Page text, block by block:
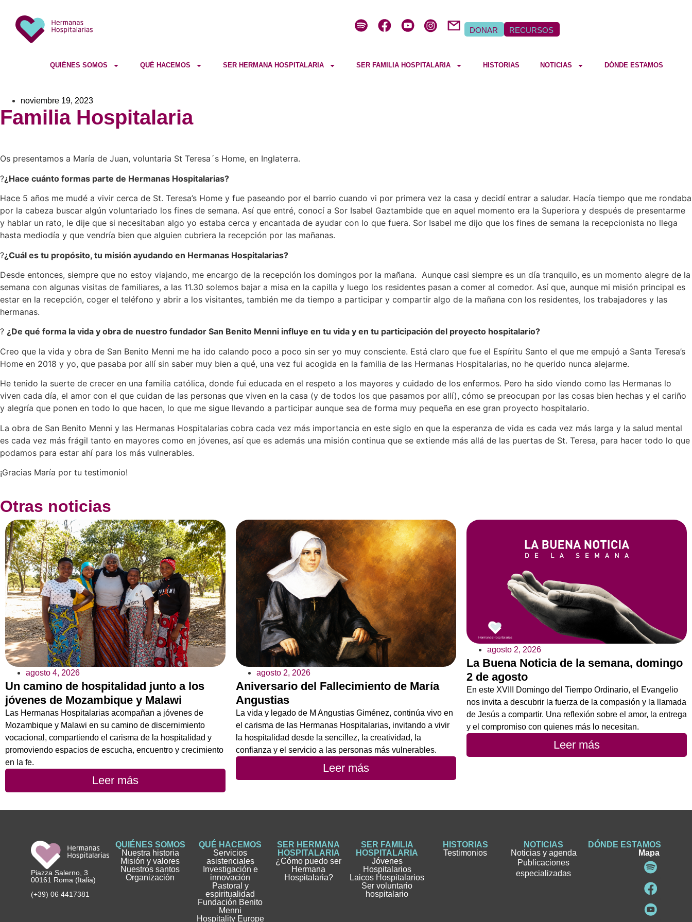
DONAR RECURSOS
QUIÉNES SOMOS QUÉ HACEMOS SER HERMANA HOSPITALARIA SER FAMILIA HOSPITALARIA HISTORIAS NOTICIAS DÓNDE ESTAMOS
noviembre 19, 2023
Familia Hospitalaria
Os presentamos a María de Juan, voluntaria St Teresa´s Home, en Inglaterra.
?¿Hace cuánto formas parte de Hermanas Hospitalarias?
Hace 5 años me mudé a vivir cerca de St. Teresa’s Home y fue paseando por el barrio cuando vi por primera vez la casa y decidí entrar a saludar. Hacía tiempo que me rondaba
por la cabeza buscar algún voluntariado los fines de semana. Así que entré, conocí a Sor Isabel Gaztambide que en aquel momento era la Superiora y después de presentarme
y hablar un rato, le dije que si necesitaban algo yo estaba cerca y encantada de ayudar con lo que fuera. Sor Isabel me dijo que los fines de semana la recepcionista no llega
hasta mediodía y que vendría bien que alguien cubriera la recepción por las mañanas.
?¿Cuál es tu propósito, tu misión ayudando en Hermanas Hospitalarias?
Desde entonces, siempre que no estoy viajando, me encargo de la recepción los domingos por la mañana. Aunque casi siempre es un día tranquilo, es un momento alegre de la
semana con algunas visitas de familiares, a las 11.30 solemos bajar a misa en la capilla y luego los residentes pasan a comer al comedor. Así que, aunque mi misión principal es
estar en la recepción, coger el teléfono y abrir a los visitantes, también me da tiempo a participar y compartir algo de la mañana con los residentes, los trabajadores y las
hermanas.
? ¿De qué forma la vida y obra de nuestro fundador San Benito Menni influye en tu vida y en tu participación del proyecto hospitalario?
Creo que la vida y obra de San Benito Menni me ha ido calando poco a poco sin ser yo muy consciente. Está claro que fue el Espíritu Santo el que me empujó a Santa Teresa’s
Home en 2018 y yo, que pasaba por allí sin saber muy bien a qué, una vez fui acogida en la familia de las Hermanas Hospitalarias, no he querido nunca alejarme.
He tenido la suerte de crecer en una familia católica, donde fui educada en el respeto a los mayores y cuidado de los enfermos. Pero ha sido viendo como las Hermanas lo
viven cada día, el amor con el que cuidan de las personas que viven en la casa (y de todos los que pasamos por allí), cómo se preocupan por las cosas bien hechas y el cariño
y alegría que ponen en todo lo que hacen, lo que me sigue llevando a participar aunque sea de forma muy pequeña en ese gran proyecto hospitalario.
La obra de San Benito Menni y las Hermanas Hospitalarias cobra cada vez más importancia en este siglo en que la esperanza de vida es cada vez más larga y la salud mental
es cada vez más frágil tanto en mayores como en jóvenes, así que es además una misión continua que se extiende más allá de las puertas de St. Teresa, para hacer todo lo que
podamos para estar ahí para los más vulnerables.
¡Gracias María por tu testimonio!
Otras noticias
agosto 4, 2026
Un camino de hospitalidad junto a los
jóvenes de Mozambique y Malawi
Las Hermanas Hospitalarias acompañan a jóvenes de
Mozambique y Malawi en su camino de discernimiento
vocacional, compartiendo el carisma de la hospitalidad y
promoviendo espacios de escucha, encuentro y crecimiento
en la fe.
Leer más
agosto 2, 2026
Aniversario del Fallecimiento de María
Angustias
La vida y legado de M Angustias Giménez, continúa vivo en
el carisma de las Hermanas Hospitalarias, invitando a vivir
la hospitalidad desde la sencillez, la creatividad, la
confianza y el servicio a las personas más vulnerables.
Leer más
agosto 2, 2026
La Buena Noticia de la semana, domingo
2 de agosto
En este XVIII Domingo del Tiempo Ordinario, el Evangelio
nos invita a descubrir la fuerza de la compasión y la llamada
de Jesús a compartir. Una reflexión sobre el amor, la entrega
y el compromiso con quienes más lo necesitan.
Leer más
Piazza Salerno, 3
00161 Roma (Italia)
(+39) 06 4417381
QUIÉNES SOMOS
Nuestra historia
Misión y valores
Nuestros santos
Organización
QUÉ HACEMOS
Servicios
asistenciales
Investigación e
innovación
Pastoral y
espiritualidad
Fundación Benito
Menni
Hospitality Europe
SER HERMANA
HOSPITALARIA
¿Cómo puedo ser
Hermana
Hospitalaria?
SER FAMILIA
HOSPITALARIA
Jóvenes
Hospitalarios
Laicos Hospitalarios
Ser voluntario
hospitalario
HISTORIAS
Testimonios
NOTICIAS
Noticias y agenda
Publicaciones
especializadas
DÓNDE ESTAMOS
Mapa